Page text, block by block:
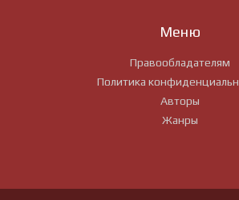
Меню
Правообладателям
Политика
Авторы
Жанры